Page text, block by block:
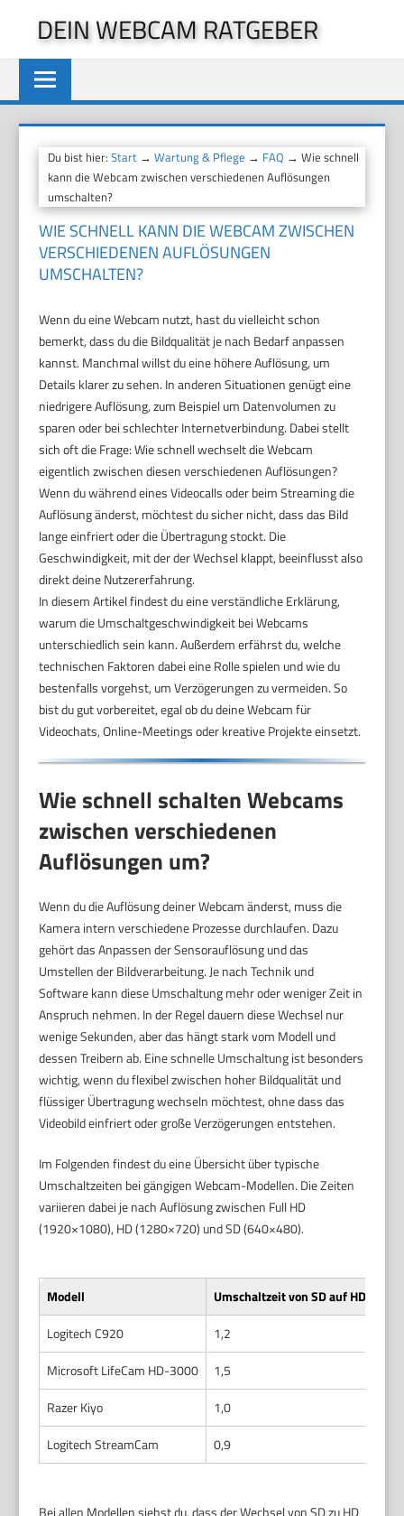
springen
DEIN WEBCAM RATGEBER
Du bist hier:Start →Wartung & Pflege → FAQ → Wie schnell
kann die Webcam zwischen verschiedenen Auflösungen
umschalten?
WIE SCHNELL KANN DIE WEBCAM ZWISCHEN
VERSCHIEDENEN AUFLÖSUNGEN
UMSCHALTEN?
Wenn du eine Webcam nutzt, hast du vielleicht schon
bemerkt, dass du die Bildqualität je nach Bedarf anpassen
kannst. Manchmal willst du eine höhere Auflösung, um
Details klarer zu sehen. In anderen Situationen genügt eine
niedrigere Auflösung, zum Beispiel um Datenvolumen zu
sparen oder bei schlechter Internetverbindung. Dabei stellt
sich oft die Frage: Wie schnell wechselt die Webcam
eigentlich zwischen diesen verschiedenen Auflösungen?
Wenn du während eines Videocalls oder beim Streaming die
Auflösung änderst, möchtest du sicher nicht, dass das Bild
lange einfriert oder die Übertragung stockt. Die
Geschwindigkeit, mit der der Wechsel klappt, beeinflusst also
direkt deine Nutzererfahrung.
In diesem Artikel findest du eine verständliche Erklärung,
warum die Umschaltgeschwindigkeit bei Webcams
unterschiedlich sein kann. Außerdem erfährst du, welche
technischen Faktoren dabei eine Rolle spielen und wie du
bestenfalls vorgehst, um Verzögerungen zu vermeiden. So
bist du gut vorbereitet, egal ob du deine Webcam für
Videochats, Online-Meetings oder kreative Projekte einsetzt.
Wie schnell schalten Webcams
zwischen verschiedenen
Auflösungen um?
Wenn du die Auflösung deiner Webcam änderst, muss die
Kamera intern verschiedene Prozesse durchlaufen. Dazu
gehört das Anpassen der Sensorauflösung und das
Umstellen der Bildverarbeitung. Je nach Technik und
Software kann diese Umschaltung mehr oder weniger Zeit in
Anspruch nehmen. In der Regel dauern diese Wechsel nur
wenige Sekunden, aber das hängt stark vom Modell und
dessen Treibern ab. Eine schnelle Umschaltung ist besonders
wichtig, wenn du flexibel zwischen hoher Bildqualität und
flüssiger Übertragung wechseln möchtest, ohne dass das
Videobild einfriert oder große Verzögerungen entstehen.
Im Folgenden findest du eine Übersicht über typische
Umschaltzeiten bei gängigen Webcam-Modellen. Die Zeiten
variieren dabei je nach Auflösung zwischen Full HD
(1920×1080), HD (1280×720) und SD (640×480).
Modell
Umschaltzeit von SD auf HD (Sek.)
Logitech C920
1,2
Microsoft LifeCam HD-3000
1,5
Razer Kiyo
1,0
Logitech StreamCam
0,9
Bei allen Modellen siehst du, dass der Wechsel von SD zu HD